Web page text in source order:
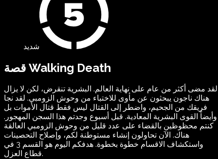
شديد
قصة Walking Death
لقد مضى أكثر من عام على نهاية العالم. البشرية تنقرض، لكن لا يزال
هناك ناجون يبحثون عن مأوى للاختباء من وحوش الزومبي. لقد نجا
فريقك من الجحيم، واضطر إلى القتال ليس فقط قتال الأموات بل
وأيضاً القوى البشرية المعادية. قبل أسبوع وجدتم هذا السجن المهجور.
كنتم محظوظين بالقضاء على عدد قليل من وحوش الزومبي العالقة
هناك. الآن تحاولون إنشاء مستوطنة لكم، وإصلاح التحصينات
واستكشاف الاقسام خطوة بخطوة. هدفكم اليوم هو القسم 3 في
قطاع العزل.